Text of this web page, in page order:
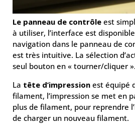
Le panneau de contrôle est
à utiliser, l’interface est
navigation dans le panneau de
est très intuitive. La sélection
seul bouton en « tourner/cliquer ».
La tête d’impression est équipé
filament, l’impression se met en
plus de filament, pour reprendre
de charger un nouveau filament.